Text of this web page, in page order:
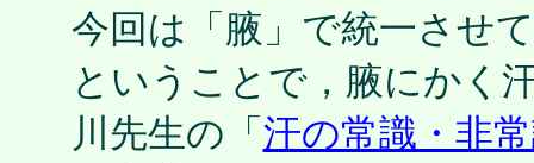
今回は「腋」で統一させ
ということで，腋にかく
川先生の「 汗の常識・非